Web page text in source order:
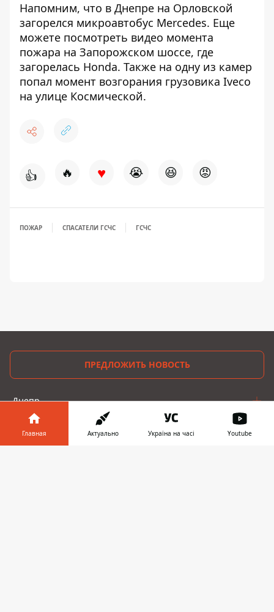
Напомним, что в Днепре на Орловской
загорелся микроавтобус Mercedes. Еще
можете посмотреть видео момента
пожара на Запорожском шоссе, где
загорелась Honda. Также на одну из камер
попал момент возгорания грузовика Iveco
на улице Космической.
👍 🔥 ♥ 😭 😆 😡
ПОЖАР СПАСАТЕЛИ ГСЧС ГСЧС
ПРЕДЛОЖИТЬ НОВОСТЬ
Днепр
Область
Главная Актуально Україна на часі Youtube